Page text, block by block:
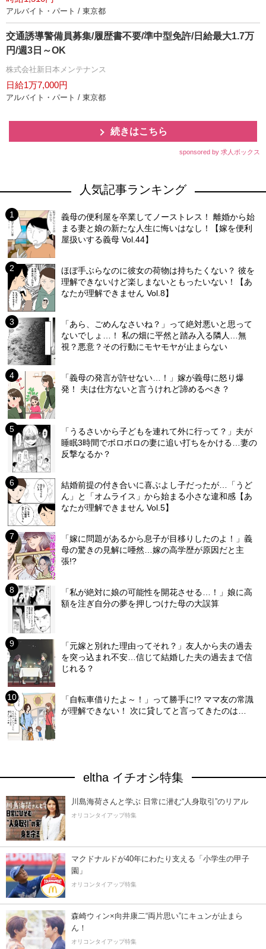
アルバイト・パート / 東京都
交通誘導警備員募集/履歴書不要/準中型免許/日給最大1.7万
円/週3日～OK
株式会社新日本メンテナンス
日給1万7,000円
アルバイト・パート / 東京都
続きはこちら
sponsored by 求人ボックス
人気記事ランキング
義母の便利屋を卒業してノーストレス！ 離婚から始
まる妻と娘の新たな人生に悔いはなし！【嫁を便利
屋扱いする義母 Vol.44】
ほぼ手ぶらなのに彼女の荷物は持ちたくない？ 彼を
理解できないけど楽しまないともったいない！【あ
なたが理解できません Vol.8】
「あら、ごめんなさいね？」って絶対悪いと思って
ないでしょ…！ 私の畑に平然と踏み入る隣人…無
視？悪意？その行動にモヤモヤが止まらない
「義母の発言が許せない…！」嫁が義母に怒り爆
発！ 夫は仕方ないと言うけれど諦めるべき？
「うるさいから子どもを連れて外に行って？」夫が
睡眠3時間でボロボロの妻に追い打ちをかける…妻の
反撃なるか？
結婚前提の付き合いに喜ぶよし子だったが…「うど
ん」と「オムライス」から始まる小さな違和感【あ
なたが理解できません Vol.5】
「嫁に問題があるから息子が目移りしたのよ！」義
母の驚きの見解に唖然…嫁の高学歴が原因だと主
張!?
「私が絶対に娘の可能性を開花させる…！」娘に高
額を注ぎ自分の夢を押しつけた母の大誤算
「元嫁と別れた理由ってそれ？」友人から夫の過去
を突っ込まれ不安…信じて結婚した夫の過去まで信
じれる？
「自転車借りたよ～！」って勝手に!? ママ友の常識
が理解できない！ 次に貸してと言ってきたのは…
eltha イチオシ特集
川島海荷さんと学ぶ 日常に潜む“人身取引”のリアル
オリコンタイアップ特集
マクドナルドが40年にわたり支える「小学生の甲子
園」
オリコンタイアップ特集
森崎ウィン×向井康二“両片思い”にキュンが止まら
ん！
オリコンタイアップ特集